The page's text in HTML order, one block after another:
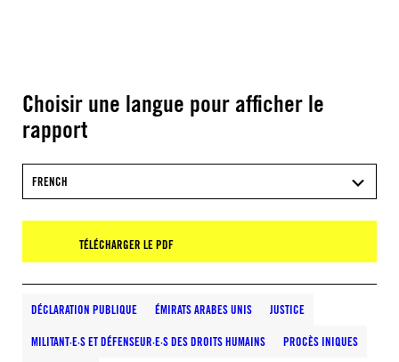
Choisir une langue pour afficher le
rapport
FRENCH
TÉLÉCHARGER LE PDF
DÉCLARATION PUBLIQUE ÉMIRATS ARABES UNIS JUSTICE
MILITANT·E·S ET DÉFENSEUR·E·S DES DROITS HUMAINS PROCÈS INIQUES